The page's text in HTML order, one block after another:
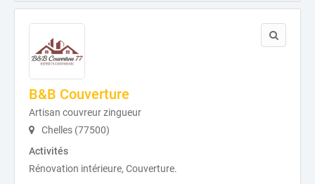
B&B Couverture
Artisan couvreur zingueur
Chelles (77500)
Activités
Rénovation intérieure, Couverture.